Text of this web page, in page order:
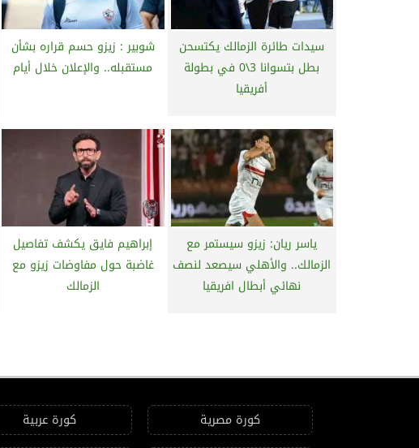
سيدات طائرة الزمالك يكتسحن
بطل بتسوانا 3\0 في بطولة
أفريقيا
شوبير : زيزو حسم قراره بشأن
مستقبله.. والإعلان خلال أيام
ياسر ريان: زيزو سيستمر مع
الزمالك.. والأهلي سيصعد لنصف
نهائي أبطال افريقيا
إبراهيم فايق يكشف تفاصيل
غاضبة حول مفاوضات زيزو مع
الزمالك
كورة مصرية كورة عربية